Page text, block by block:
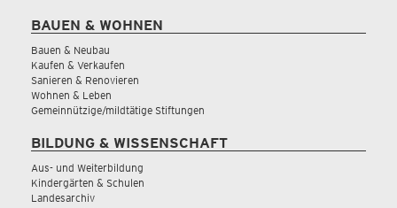
BAUEN & WOHNEN
Bauen & Neubau
Kaufen & Verkaufen
Sanieren & Renovieren
Wohnen & Leben
Gemeinnützige/mildtätige Stiftungen
BILDUNG & WISSENSCHAFT
Aus- und Weiterbildung
Kindergärten & Schulen
Landesarchiv